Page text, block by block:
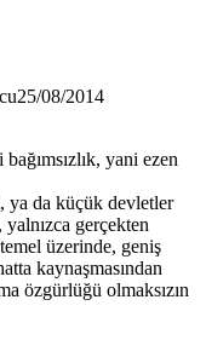
25/08/2014
yani ezen
ya da küçük devletler
gerçekten
üzerinde, geniş
kaynaşmasından
özgürlüğü olmaksızın